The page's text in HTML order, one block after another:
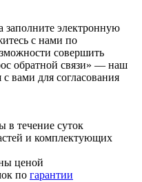
заполните электронную
с нами по
совершить
обратной связи» — наш
вами для согласования
в течение суток
и комплектующих
ценой
по гарантии